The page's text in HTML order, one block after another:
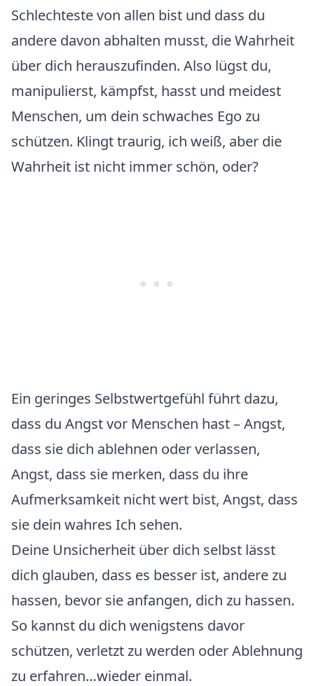
Schlechteste von allen bist und dass du
andere davon abhalten musst, die Wahrheit
über dich herauszufinden. Also lügst du,
manipulierst, kämpfst, hasst und meidest
Menschen, um dein schwaches Ego zu
schützen. Klingt traurig, ich weiß, aber die
Wahrheit ist nicht immer schön, oder?
Ein geringes Selbstwertgefühl führt dazu,
dass du Angst vor Menschen hast – Angst,
dass sie dich ablehnen oder verlassen,
Angst, dass sie merken, dass du ihre
Aufmerksamkeit nicht wert bist, Angst, dass
sie dein wahres Ich sehen.
Deine Unsicherheit über dich selbst lässt
dich glauben, dass es besser ist, andere zu
hassen, bevor sie anfangen, dich zu hassen.
So kannst du dich wenigstens davor
schützen, verletzt zu werden oder Ablehnung
zu erfahren…wieder einmal.